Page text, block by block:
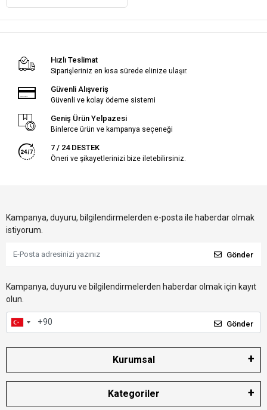
Hızlı Teslimat
Siparişleriniz en kısa sürede elinize ulaşır.
Güvenli Alışveriş
Güvenli ve kolay ödeme sistemi
Geniş Ürün Yelpazesi
Binlerce ürün ve kampanya seçeneği
7 / 24 DESTEK
Öneri ve şikayetlerinizi bize iletebilirsiniz.
Kampanya, duyuru, bilgilendirmelerden e-posta ile haberdar olmak
istiyorum.
Gönder
Kampanya, duyuru ve bilgilendirmelerden haberdar olmak için kayıt
olun.
Gönder
Kurumsal
Kategoriler